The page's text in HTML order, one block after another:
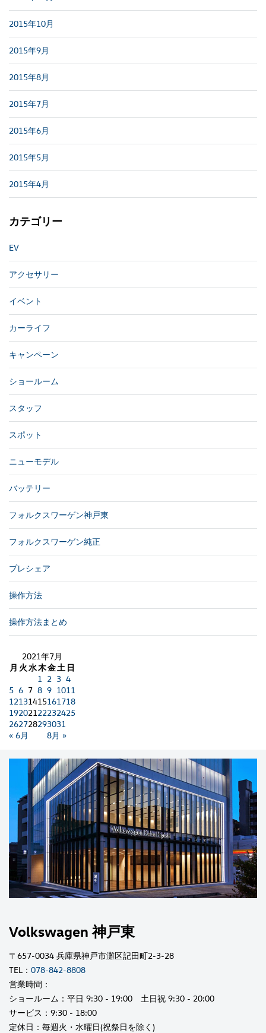
2015年10月
2015年9月
2015年8月
2015年7月
2015年6月
2015年5月
2015年4月
カテゴリー
EV
アクセサリー
イベント
カーライフ
キャンペーン
ショールーム
スタッフ
スポット
ニューモデル
バッテリー
フォルクスワーゲン神戸東
フォルクスワーゲン純正
プレシェア
操作方法
操作方法まとめ
2021年7月
月 火水木金土 日
« 6月 8月 »
1 2 3 4
5 6 7 8 9 1011
12131415161718
19202122232425
262728293031
Volkswagen 神戸東
〒657-0034 兵庫県神戸市灘区記田町2-3-28
TEL： 078-842-8808
営業時間：
ショールーム：平日 9:30 - 19:00 土日祝 9:30 - 20:00
サービス：9:30 - 18:00
定休日：毎週火・水曜日(祝祭日を除く)